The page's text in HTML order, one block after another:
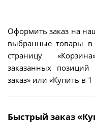
Оформить заказ на
выбранные товары в
страницу
заказанных
заказ» или «Купить в 1
Быстрый заказ